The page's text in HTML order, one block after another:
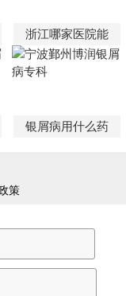
浙江哪家医院能
银屑病用什么药
策